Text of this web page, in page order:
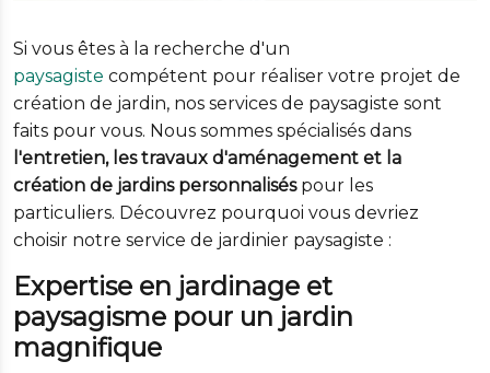
Si vous êtes à la recherche d'un
paysagiste compétent pour réaliser votre projet de
création de jardin, nos services de paysagiste sont
faits pour vous. Nous sommes spécialisés dans
l'entretien, les travaux d'aménagement et la
création de jardins personnaliséspour les
particuliers. Découvrez pourquoi vous devriez
choisir notre service de jardinier paysagiste :
Expertise en jardinage et
paysagisme pour un jardin
magnifique